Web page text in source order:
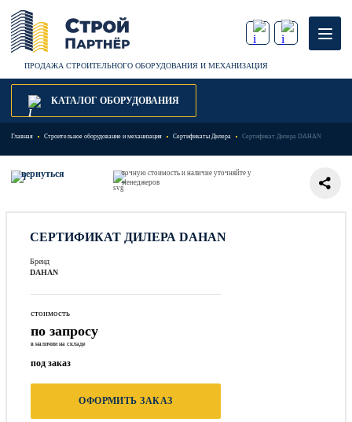
ПРОДАЖА СТРОИТЕЛЬНОГО ОБОРУДОВАНИЯ И МЕХАНИЗАЦИЯ
КАТАЛОГ ОБОРУДОВАНИЯ
Главная Строительное оборудование и механизация Сертификаты Дилера Сертификат Дилера DAHAN
вернуться
точную стоимость и наличие уточняйте у
менеджеров
СЕРТИФИКАТ ДИЛЕРА DAHAN
Бренд
DAHAN
стоимость
по запросу
в наличии на складе
под заказ
ОФОРМИТЬ ЗАКАЗ